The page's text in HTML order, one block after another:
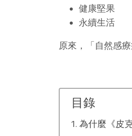
健康堅果
永續生活
原來，「自然感
目錄
為什麼《皮